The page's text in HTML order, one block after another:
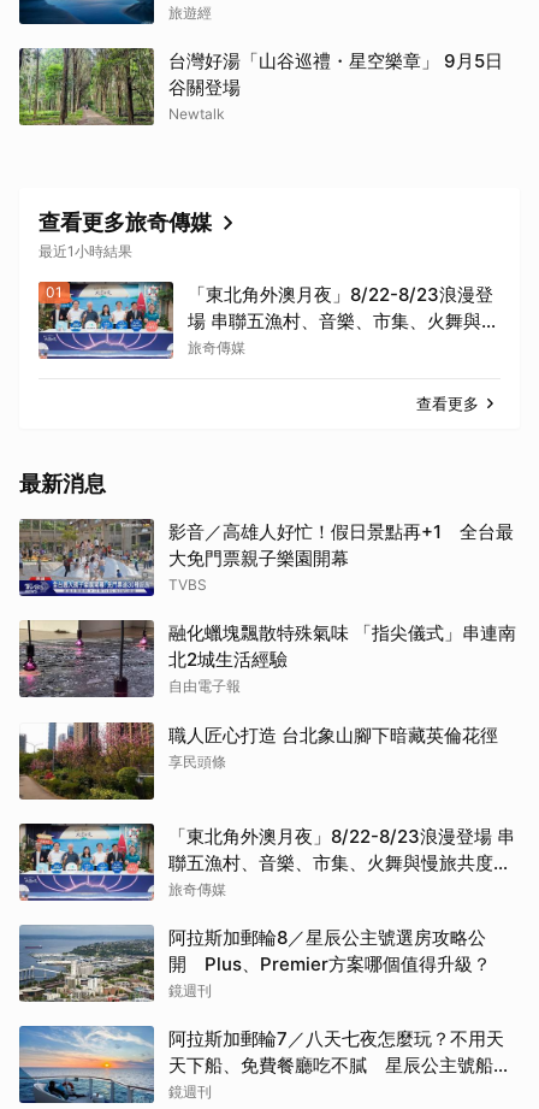
旅遊經
台灣好湯「山谷巡禮・星空樂章」 9月5日
谷關登場
Newtalk
查看更多旅奇傳媒
最近1小時結果
01
「東北角外澳月夜」8/22-8/23浪漫登
場 串聯五漁村、音樂、市集、火舞與慢
旅共度夏夜
旅奇傳媒
查看更多
最新消息
影音／高雄人好忙！假日景點再+1 全台最
大免門票親子樂園開幕
TVBS
融化蠟塊飄散特殊氣味 「指尖儀式」串連南
北2城生活經驗
自由電子報
職人匠心打造 台北象山腳下暗藏英倫花徑
享民頭條
「東北角外澳月夜」8/22-8/23浪漫登場 串
聯五漁村、音樂、市集、火舞與慢旅共度夏
夜
旅奇傳媒
阿拉斯加郵輪8／星辰公主號選房攻略公
開 Plus、Premier方案哪個值得升級？
鏡週刊
阿拉斯加郵輪7／八天七夜怎麼玩？不用天
天下船、免費餐廳吃不膩 星辰公主號船上
一日生活公開
鏡週刊